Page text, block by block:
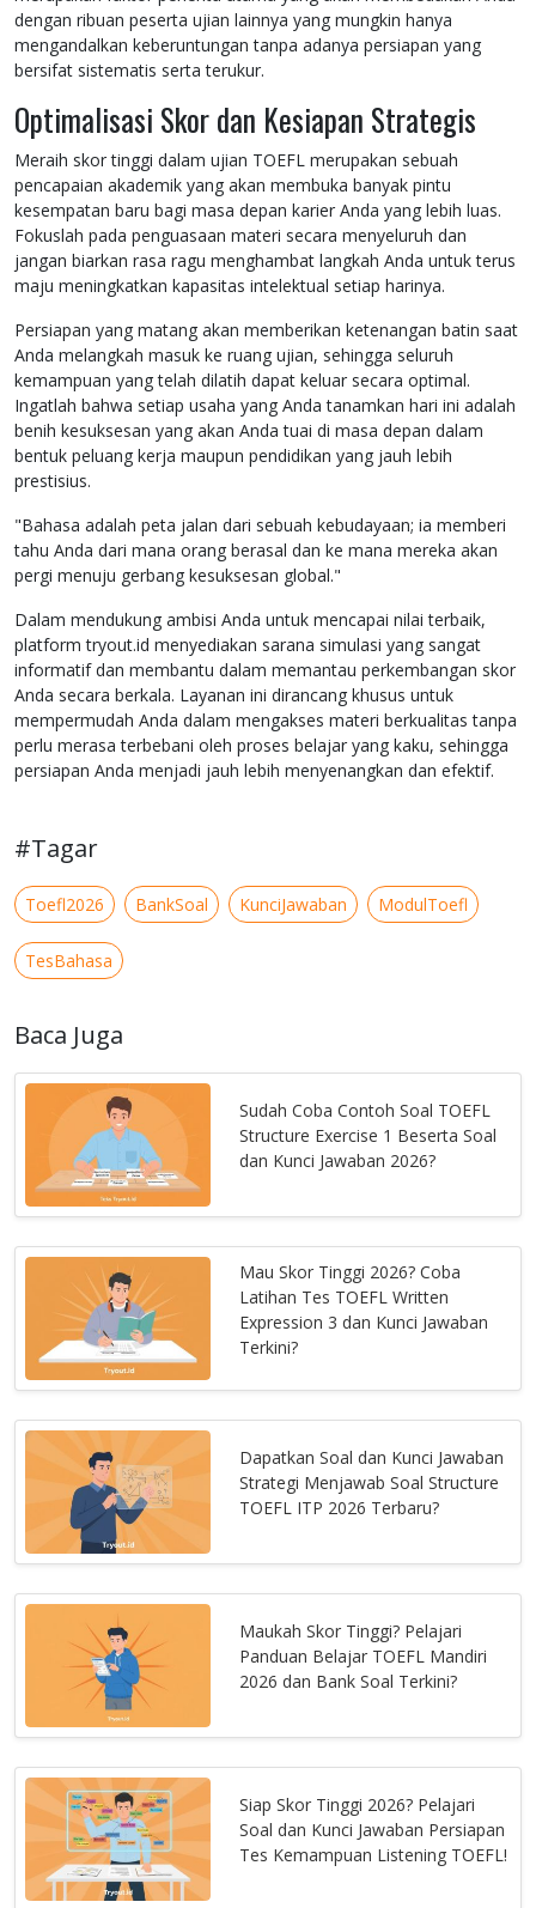
dengan ribuan peserta ujian lainnya yang mungkin hanya
mengandalkan keberuntungan tanpa adanya persiapan yang
bersifat sistematis serta terukur.
Optimalisasi Skor dan Kesiapan Strategis
Meraih skor tinggi dalam ujian TOEFL merupakan sebuah
pencapaian akademik yang akan membuka banyak pintu
kesempatan baru bagi masa depan karier Anda yang lebih luas.
Fokuslah pada penguasaan materi secara menyeluruh dan
jangan biarkan rasa ragu menghambat langkah Anda untuk terus
maju meningkatkan kapasitas intelektual setiap harinya.
Persiapan yang matang akan memberikan ketenangan batin saat
Anda melangkah masuk ke ruang ujian, sehingga seluruh
kemampuan yang telah dilatih dapat keluar secara optimal.
Ingatlah bahwa setiap usaha yang Anda tanamkan hari ini adalah
benih kesuksesan yang akan Anda tuai di masa depan dalam
bentuk peluang kerja maupun pendidikan yang jauh lebih
prestisius.
"Bahasa adalah peta jalan dari sebuah kebudayaan; ia memberi
tahu Anda dari mana orang berasal dan ke mana mereka akan
pergi menuju gerbang kesuksesan global."
Dalam mendukung ambisi Anda untuk mencapai nilai terbaik,
platform tryout.id menyediakan sarana simulasi yang sangat
informatif dan membantu dalam memantau perkembangan skor
Anda secara berkala. Layanan ini dirancang khusus untuk
mempermudah Anda dalam mengakses materi berkualitas tanpa
perlu merasa terbebani oleh proses belajar yang kaku, sehingga
persiapan Anda menjadi jauh lebih menyenangkan dan efektif.
#Tagar
Toefl2026 BankSoal KunciJawaban ModulToefl
TesBahasa
Baca Juga
Sudah Coba Contoh Soal TOEFL
Structure Exercise 1 Beserta Soal
dan Kunci Jawaban 2026?
Mau Skor Tinggi 2026? Coba
Latihan Tes TOEFL Written
Expression 3 dan Kunci Jawaban
Terkini?
Dapatkan Soal dan Kunci Jawaban
Strategi Menjawab Soal Structure
TOEFL ITP 2026 Terbaru?
Maukah Skor Tinggi? Pelajari
Panduan Belajar TOEFL Mandiri
2026 dan Bank Soal Terkini?
Siap Skor Tinggi 2026? Pelajari
Soal dan Kunci Jawaban Persiapan
Tes Kemampuan Listening TOEFL!